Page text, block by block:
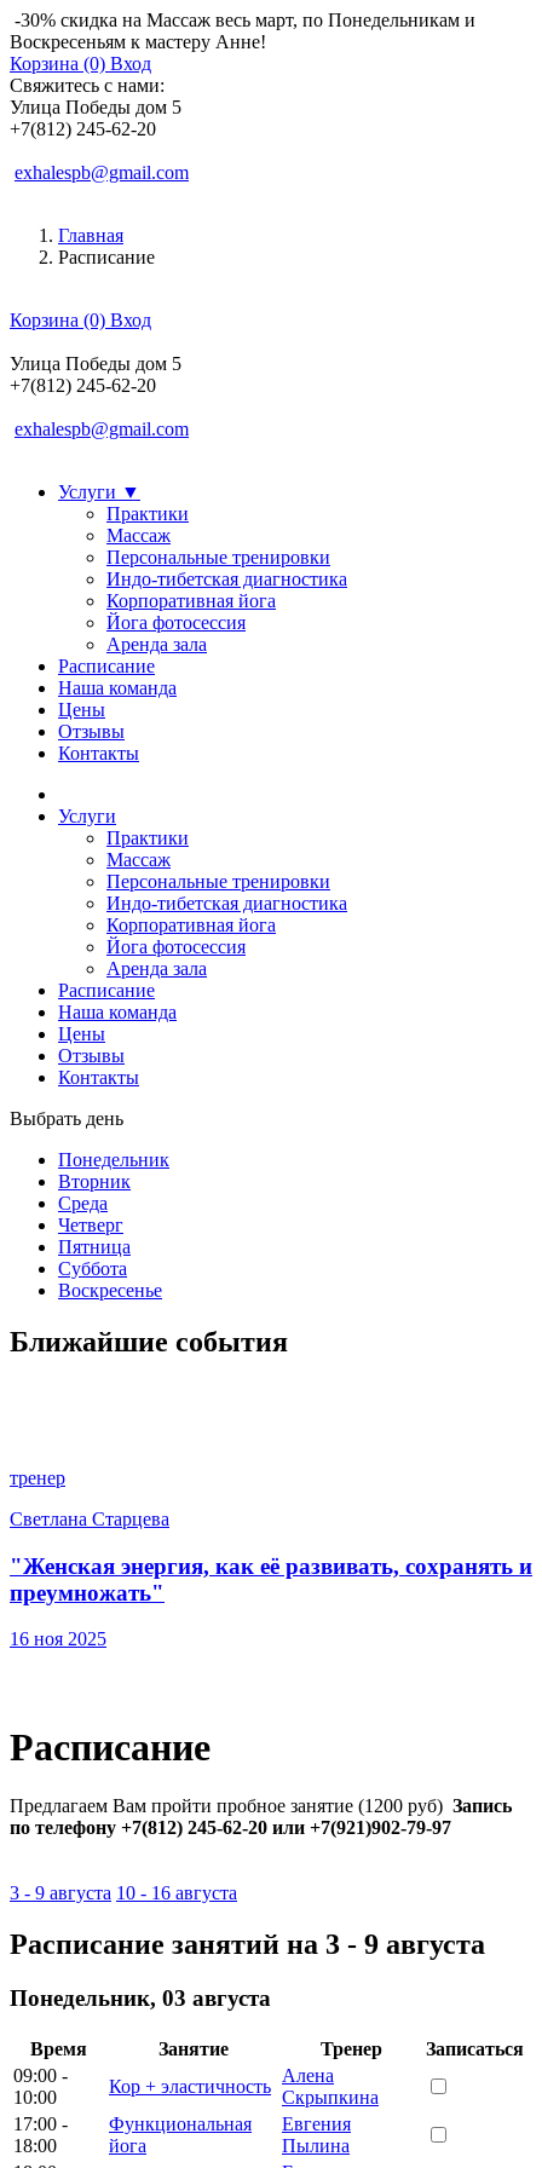
-30% скидка на Массаж весь март, по Понедельникам и
Воскресеньям к мастеру Анне!
Корзина (0) Вход
Свяжитесь с нами:
Улица Победы дом 5
+7(812) 245-62-20
exhalespb@gmail.com
Главная
Расписание
Корзина (0) Вход
Улица Победы дом 5
+7(812) 245-62-20
exhalespb@gmail.com
Услуги ▼
Практики
Массаж
Персональные тренировки
Индо-тибетская диагностика
Корпоративная йога
Йога фотосессия
Аренда зала
Расписание
Наша команда
Цены
Отзывы
Контакты
Услуги
Практики
Массаж
Персональные тренировки
Индо-тибетская диагностика
Корпоративная йога
Йога фотосессия
Аренда зала
Расписание
Наша команда
Цены
Отзывы
Контакты
Выбрать день
Понедельник
Вторник
Среда
Четверг
Пятница
Суббота
Воскресенье
Ближайшие события
тренер
Светлана Старцева
"Женская энергия, как её развивать, сохранять и
преумножать"
16 ноя 2025
Расписание
Предлагаем Вам пройти пробное занятие (1200 руб) Запись
по телефону +7(812) 245-62-20 или +7(921)902-79-97
3 - 9 августа 10 - 16 августа
Расписание занятий на 3 - 9 августа
Понедельник, 03 августа
Время Занятие Тренер
Записаться
09:00 -
10:00
Кор + эластичность
Алена
Скрыпкина
17:00 -
18:00
Функциональная
йога
Евгения
Пылина